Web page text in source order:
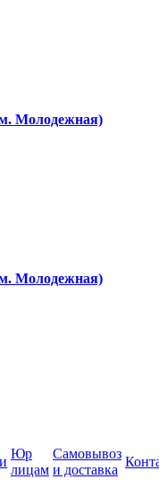
Молодежная)
Молодежная)
Юр
лицам
Самовывоз
и доставка